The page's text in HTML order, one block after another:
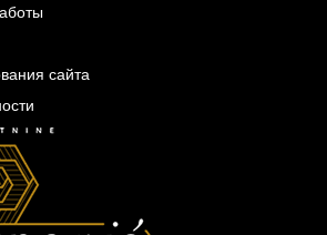
сайта